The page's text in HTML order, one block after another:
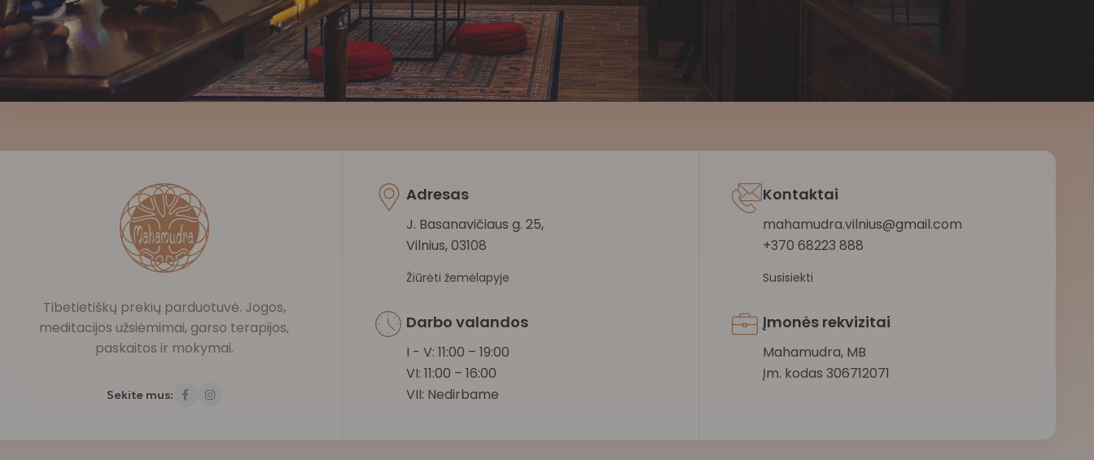
Tibetietiškų prekių parduotuvė. Jogos,
meditacijos užsiėmimai, garso terapijos,
paskaitos ir mokymai.
Sekite mus:
Adresas
J. Basanavičiaus g. 25,
Vilnius, 03108
Žiūrėti žemėlapyje
Darbo valandos
I - V: 11:00 – 19:00
VI: 11:00 – 16:00
VII: Nedirbame
Kontaktai
mahamudra.vilnius@gmail.com
+370 68223 888
Susisiekti
Įmonės rekvizitai
Mahamudra, MB
Įm. kodas 306712071